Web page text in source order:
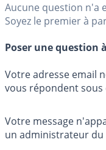
Aucune question n'a
Soyez le premier à
Poser une question
Votre adresse email
vous répondent sous
Votre message
un administrateur du